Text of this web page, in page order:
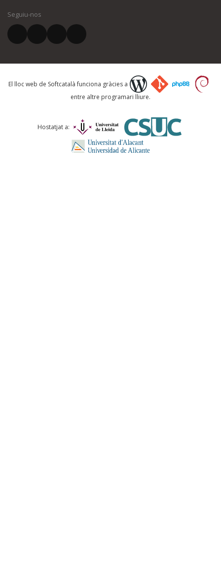
El vostre correu electrònic *
Què proposeu?
Comentari *
Seguiu-nos
El lloc web de Softcatalà funciona gràcies a
entre altre programari lliure.
Hostatjat a: